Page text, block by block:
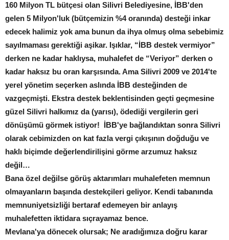
160 Milyon TL bütçesi olan Silivri Belediyesine, İBB'den
gelen 5 Milyon'luk (bütçemizin %4 oranında) desteği inkar
edecek halimiz yok ama bunun da ihya olmuş olma sebebimiz
sayılmaması gerektiği aşikar. Işıklar, “İBB destek vermiyor”
derken ne kadar haklıysa, muhalefet de “Veriyor” derken o
kadar haksız bu oran karşısında. Ama Silivri 2009 ve 2014'te
yerel yönetim seçerken aslında İBB desteğinden de
vazgeçmişti. Ekstra destek beklentisinden geçti geçmesine
güzel Silivri halkımız da (yarısı), ödediği vergilerin geri
dönüşümü görmek istiyor! İBB'ye bağlandıktan sonra Silivri
olarak cebimizden on kat fazla vergi çıkışının doğduğu ve
haklı biçimde değerlendirilişini görme arzumuz haksız
değil…
Bana özel değilse görüş aktarımları muhalefeten memnun
olmayanların başında destekçileri geliyor. Kendi tabanında
memnuniyetsizliği bertaraf edemeyen bir anlayış
muhalefetten iktidara sıçrayamaz bence.
Mevlana'ya dönecek olursak; Ne aradığımıza doğru karar